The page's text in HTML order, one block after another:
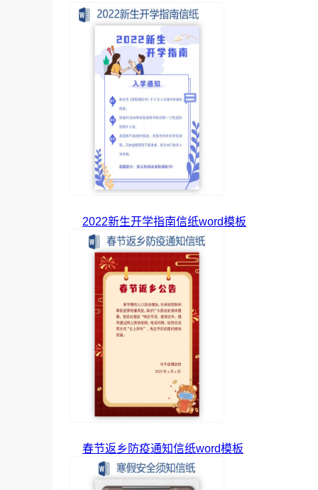
2022新生开学指南信纸word模板
春节返乡防疫通知信纸word模板